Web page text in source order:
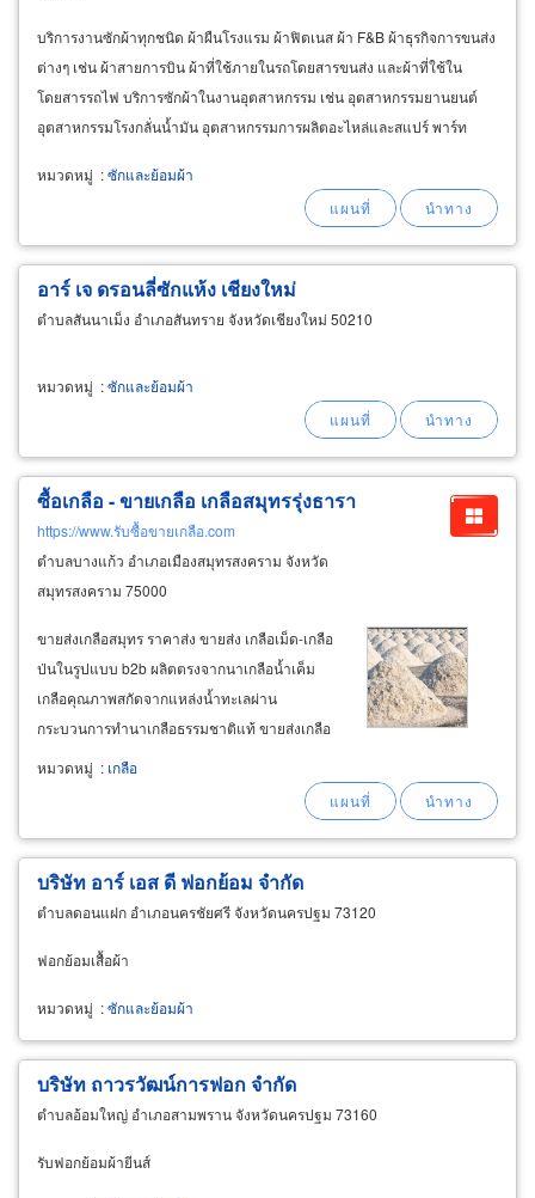
บริการงานซักผ้าทุกชนิด ผ้าผืนโรงแรม ผ้าฟิตเนส ผ้า F&B ผ้าธุรกิจการขนส่ง
ต่างๆ เช่น ผ้าสายการบิน ผ้าที่ใช้ภายในรถโดยสารขนส่ง และผ้าที่ใช้ใน
โดยสารรถไฟ บริการซักผ้าในงานอุตสาหกรรม เช่น อุตสาหกรรมยานยนต์
อุตสาหกรรมโรงกลั่นน้ำมัน อุตสาหกรรมการผลิตอะไหล่และสแปร์ พาร์ท
หมวดหมู่ :ซักและย้อมผ้า
อาร์ เจ ดรอนลี่ซักแห้ง เชียงใหม่
ตำบลสันนาเม็ง อำเภอสันทราย จังหวัดเชียงใหม่ 50210
หมวดหมู่ :ซักและย้อมผ้า
ซื้อเกลือ - ขายเกลือ เกลือสมุทรรุ่งธารา
https://www.รับซื้อขายเกลือ.com
ตำบลบางแก้ว อำเภอเมืองสมุทรสงคราม จังหวัด
สมุทรสงคราม 75000
ขายส่งเกลือสมุทร ราคาส่ง ขายส่ง เกลือเม็ด-เกลือ
ป่นในรูปแบบ b2b ผลิตตรงจากนาเกลือน้ำเค็ม
เกลือคุณภาพสกัดจากแหล่งน้ำทะเลผ่าน
กระบวนการทำนาเกลือธรรมชาติแท้ ขายส่งเกลือ
อุตสาหกรรมอาหาร เกลืออุตสาหกรรมเครื่องปรุงรส
ราคาโรงงาน ขายส่งเกลือใช้เป็นวัตถุดิบในการ
แปรรูปอาหารทำอาหารหมักดอง (salt curing
หมวดหมู่ : เกลือ
บริษัท อาร์ เอส ดี ฟอกย้อม จำกัด
ตำบลดอนแฝก อำเภอนครชัยศรี จังหวัดนครปฐม 73120
ฟอกย้อมเสื้อผ้า
หมวดหมู่ :ซักและย้อมผ้า
บริษัท ถาวรวัฒน์การฟอก จำกัด
ตำบลอ้อมใหญ่ อำเภอสามพราน จังหวัดนครปฐม 73160
รับฟอกย้อมผ้ายีนส์